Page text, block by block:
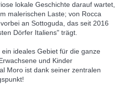
lokale Geschichte darauf wartet,
malerischen Laste; von Rocca
an Sottoguda, das seit 2016
Dörfer Italiens" trägt.
ideales Gebiet für die ganze
und Kinder
Moro ist dank seiner zentralen